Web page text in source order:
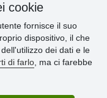
cookie
fornisce il suo
dispositivo, il che
dei dati e le
di farlo , ma ci farebbe